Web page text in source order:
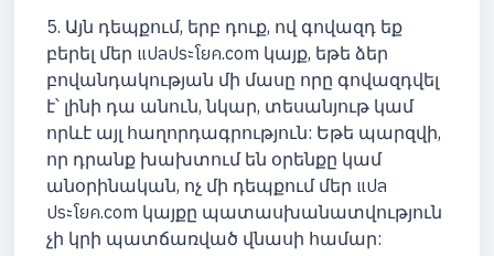
5. Այն դեպքում, երբ դուք, ով գովազդ եք
բերել մեր แปลประโยค.com կայք, եթե ձեր
բովանդակության մի մասը որը գովազդվել
է՝ լինի դա անուն, նկար, տեսանյութ կամ
որևէ այլ հաղորդագրություն: Եթե պարզվի,
որ դրանք խախտում են օրենքը կամ
անօրինական, ոչ մի դեպքում մեր แปล
ประโยค.com կայքը պատասխանատվություն
չի կրի պատճառված վնասի համար: